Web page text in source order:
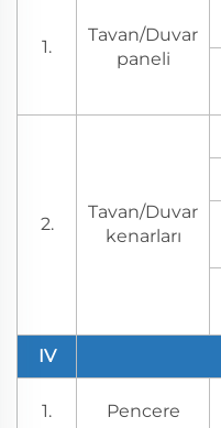
1.
Tavan/Duvar
paneli
2.
Tavan/Duvar
kenarları
IV
1. Pencere